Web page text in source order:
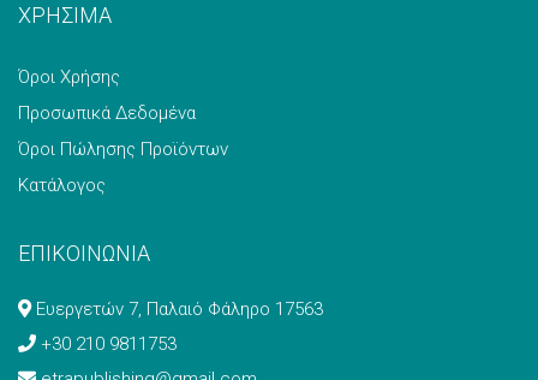
ΧΡΗΣΙΜΑ
Όροι Χρήσης
Προσωπικά Δεδομένα
Όροι Πώλησης Προϊόντων
Κατάλογος
ΕΠΙΚΟΙΝΩΝΙΑ
Ευεργετών 7, Παλαιό Φάληρο 17563
+30 210 9811753